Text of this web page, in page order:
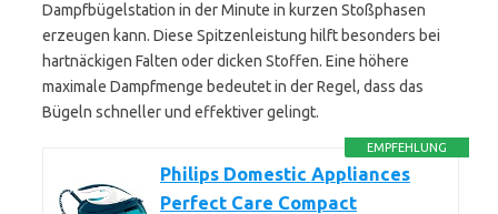
Dampfbügelstation in der Minute in kurzen Stoßphasen
erzeugen kann. Diese Spitzenleistung hilft besonders bei
hartnäckigen Falten oder dicken Stoffen. Eine höhere
maximale Dampfmenge bedeutet in der Regel, dass das
Bügeln schneller und effektiver gelingt.
EMPFEHLUNG
Philips Domestic Appliances
Perfect Care Compact